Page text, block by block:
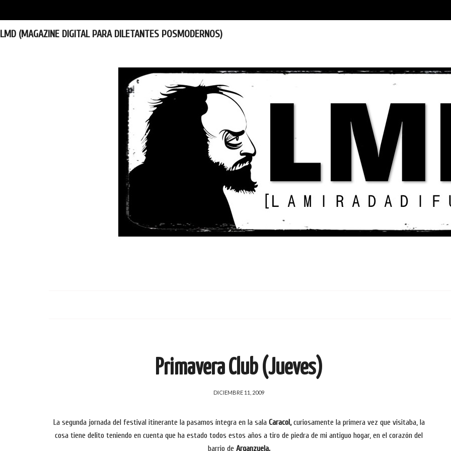
LMD (MAGAZINE DIGITAL PARA DILETANTES POSMODERNOS)
Primavera Club (Jueves)
DICIEMBRE 11, 2009
La segunda jornada del festival itinerante la pasamos íntegra en la sala Caracol,curiosamente la primera vez que visitaba, la
cosa tiene delito teniendo en cuenta que ha estado todos estos años a tiro de piedra de mi antiguo hogar, en el corazón del
barrio de Arganzuela.